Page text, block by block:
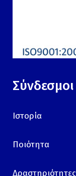
Σύνδεσμοι
Ιστορία
Ποιότητα
Δραστηριότητες